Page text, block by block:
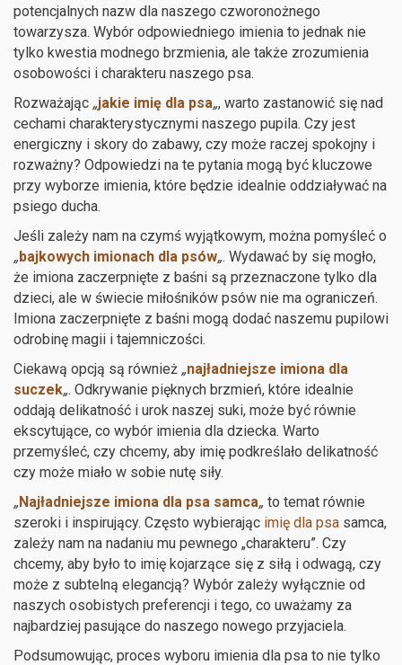
potencjalnych nazw dla naszego czworonożnego
towarzysza. Wybór odpowiedniego imienia to jednak nie
tylko kwestia modnego brzmienia, ale także zrozumienia
osobowości i charakteru naszego psa.
Rozważając „jakie imię dla psa„, warto zastanowić się nad
cechami charakterystycznymi naszego pupila. Czy jest
energiczny i skory do zabawy, czy może raczej spokojny i
rozważny? Odpowiedzi na te pytania mogą być kluczowe
przy wyborze imienia, które będzie idealnie oddziaływać na
psiego ducha.
Jeśli zależy nam na czymś wyjątkowym, można pomyśleć o
„bajkowych imionach dla psów„. Wydawać by się mogło,
że imiona zaczerpnięte z baśni są przeznaczone tylko dla
dzieci, ale w świecie miłośników psów nie ma ograniczeń.
Imiona zaczerpnięte z baśni mogą dodać naszemu pupilowi
odrobinę magii i tajemniczości.
Ciekawą opcją są również „najładniejsze imiona dla
suczek„. Odkrywanie pięknych brzmień, które idealnie
oddają delikatność i urok naszej suki, może być równie
ekscytujące, co wybór imienia dla dziecka. Warto
przemyśleć, czy chcemy, aby imię podkreślało delikatność
czy może miało w sobie nutę siły.
„Najładniejsze imiona dla psa samca„ to temat równie
szeroki i inspirujący. Często wybierając imię dla psa samca,
zależy nam na nadaniu mu pewnego „charakteru”. Czy
chcemy, aby było to imię kojarzące się z siłą i odwagą, czy
może z subtelną elegancją? Wybór zależy wyłącznie od
naszych osobistych preferencji i tego, co uważamy za
najbardziej pasujące do naszego nowego przyjaciela.
Podsumowując, proces wyboru imienia dla psa to nie tylko